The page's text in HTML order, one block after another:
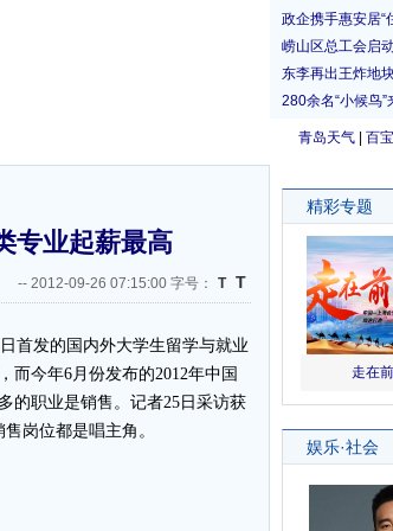
青岛天气 百
专业起薪最高
-- 2012-09-26 07:15:00 字号： T T
首发的国内外大学生留学与就业
而今年6月份发布的2012年中国
的职业是销售。记者25日采访获
岗位都是唱主角。